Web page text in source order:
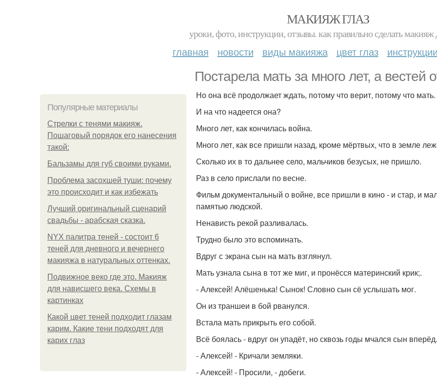
МАКИЯЖ ГЛАЗ
уроки, фото, инструкции, отзывы. как правильно сделать макияж
главная новости виды макияжа цвет глаз
Постарела мать за много лет, а вестей
Популярные материалы
Стрелки с тенями макияж.
Пошаговый порядок его нанесения
такой:
Бальзамы для губ своими руками.
Проблема засохшей туши: почему
это происходит и как избежать
Лучший оригинальный сценарий
свадьбы - арабская сказка.
NYX палитра теней - состоит 6
теней для дневного и вечернего
макияжа в натуральных оттенках.
Подвижное веко где это. Макияж
для нависшего века. Схемы в
картинках
Какой цвет теней подходит глазам
карим. Какие тени подходят для
карих глаз
Но она всё продолжает ждать, потому что верит, потому что мать.
И на что надеется она?
Много лет, как кончилась война.
Много лет, как все пришли назад, кроме мёртвых, что в земле
Сколько их в то дальнее село, мальчиков безусых, не пришло.
Раз в село прислали по весне.
Фильм документальный о войне, все пришли в кино - и стар, и
памятью людской.
Ненависть рекой разливалась.
Трудно было это вспоминать.
Вдруг с экрана сын на мать взглянул.
Мать узнала сына в тот же миг, и пронёсся материнский крик;.
- Алексей! Алёшенька! Сынок! Словно сын сё услышать мог.
Он из траншеи в бой рванулся.
Встала мать прикрыть его собой.
Всё боялась - вдруг он упадёт, но сквозь годы мчался сын вперёд.
- Алексей! - Кричали земляки.
- Алексей! - Просили, - добеги.